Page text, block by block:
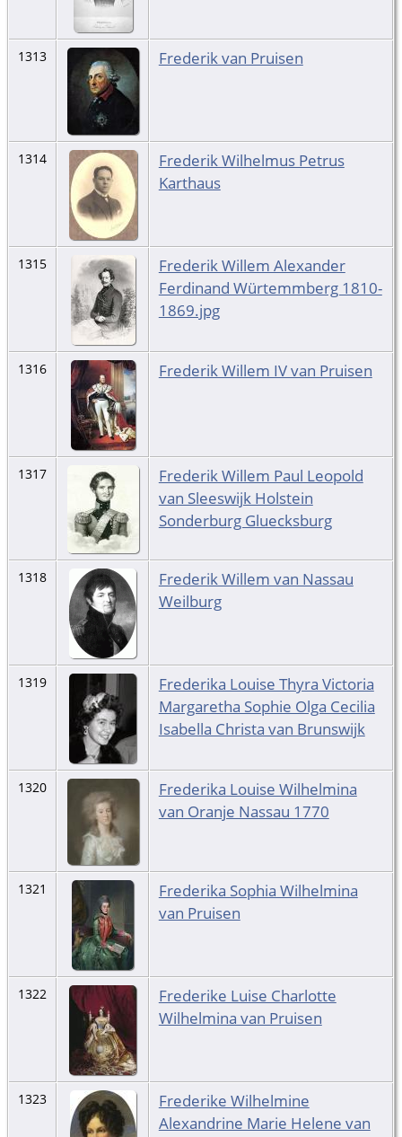
1313 Frederik van Pruisen
1314
Frederik Wilhelmus Petrus
Karthaus
1315
Frederik Willem Alexander
Ferdinand Würtemmberg 1810-
1869.jpg
1316 Frederik Willem IV van Pruisen
1317
Frederik Willem Paul Leopold
van Sleeswijk Holstein
Sonderburg Gluecksburg
1318
Frederik Willem van Nassau
Weilburg
1319
Frederika Louise Thyra Victoria
Margaretha Sophie Olga Cecilia
Isabella Christa van Brunswijk
1320
Frederika Louise Wilhelmina
van Oranje Nassau 1770
1321
Frederika Sophia Wilhelmina
van Pruisen
1322
Frederike Luise Charlotte
Wilhelmina van Pruisen
1323
Frederike Wilhelmine
Alexandrine Marie Helene van